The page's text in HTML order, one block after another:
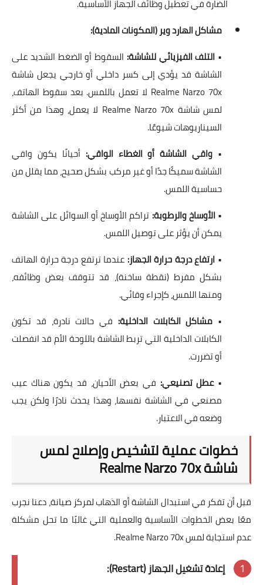
الضارة في تعطيل وظائف الجهاز الأساسية.
مشاكل الهارد وير (المكونات المادية):
• التلف الفيزيائي للشاشة: السقوط أو الضغط الشديد على
الشاشة قد يؤدي إلى كسر داخلي أو خارجي يجعل شاشة
Realme Narzo 70x لا تعمل باللمس. بعد سقوط الهاتف،
لمس شاشة Realme Narzo 70x لا يعمل، وهذا من أكثر
السيناريوهات شيوعًا.
• واقي الشاشة أو الغطاء الواقي: أحيانًا يكون واقي
الشاشة سميكًا جدًا أو غير مركب بشكل صحيح، مما يقلل من
حساسية اللمس.
•الأوساخ والرطوبة: تراكم الأوساخ أو السوائل على الشاشة
يمكن أن يؤثر على توصيل اللمس.
• ارتفاع درجة حرارة الجهاز: عندما ترتفع درجة حرارة الهاتف
بشكل مفرط (نقطة ساخنة)، قد تتوقف بعض وظائفه،
ومنها اللمس، كإجراء وقائي.
• مشاكل الكابلات الداخلية: في حالات نادرة، قد تكون
الكابلات الداخلية التي تربط الشاشة باللوحة الأم قد انفصلت
أو تضررت.
•عطل تصنيعي: في بعض الأحيان، قد يكون هناك عيب
مصنعي في الشاشة نفسها، وهذا يحدث نادرًا ولكن يجب
وضعه في الاعتبار.
خطوات عملية لتشخيص وإصلاح لمس
شاشة Realme Narzo 70x
قبل أن تفكر في استبدال الشاشة أو الذهاب لمركز صيانة، دعنا نجرب
معًا بعض الخطوات الأساسية والعملية التي غالبًا ما تحل مشكلة
عدم استجابة لمس Realme Narzo 70x.
إعادة تشغيل الجهاز (Restart):